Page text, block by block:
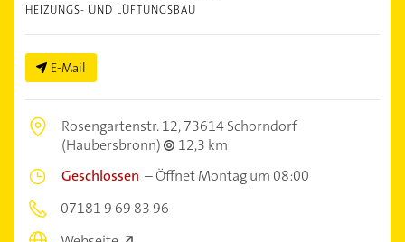
HEIZUNGS- UND LÜFTUNGSBAU
E-Mail
Rosengartenstr. 12,73614 Schorndorf
(Haubersbronn)
12,3 km
Geschlossen –Öffnet Montag um 08:00
07181 9 69 83 96